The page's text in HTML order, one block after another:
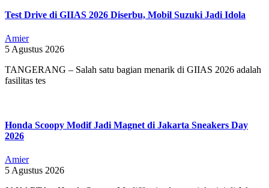
Test Drive di GIIAS 2026 Diserbu, Mobil Suzuki Jadi Idola
Amier
5 Agustus 2026
TANGERANG – Salah satu bagian menarik di GIIAS 2026 adalah
fasilitas tes
Honda Scoopy Modif Jadi Magnet di Jakarta Sneakers Day
2026
Amier
5 Agustus 2026